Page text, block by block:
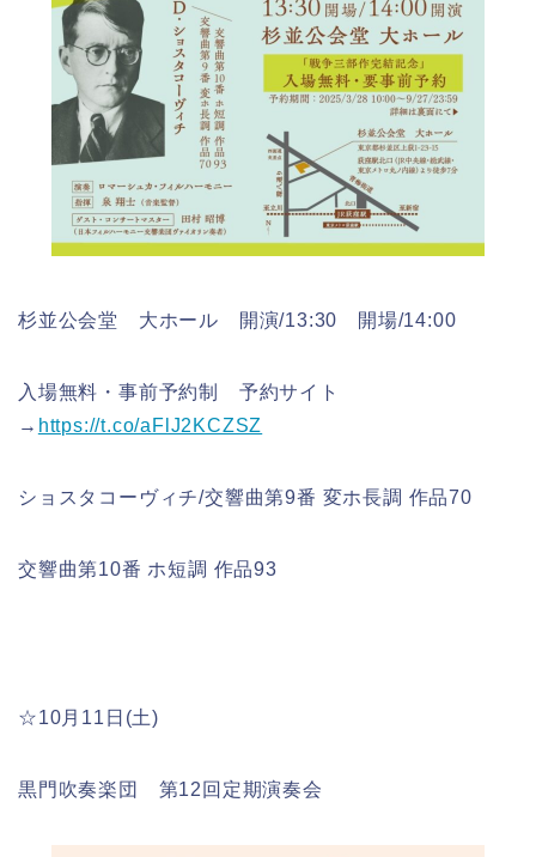
杉並公会堂 大ホール 開演/13:30 開場/14:00
入場無料・事前予約制 予約サイト
→ https://t.co/aFlJ2KCZSZ
ショスタコーヴィチ/交響曲第9番 変ホ長調 作品70
交響曲第10番 ホ短調 作品93
☆10月11日(土)
黒門吹奏楽団 第12回定期演奏会